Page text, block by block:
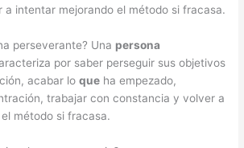
intentar mejorando el método si fracasa.
perseverante? Una persona
por saber perseguir sus objetivos
acabar loque ha empezado,
trabajar con constancia y volver a
método si fracasa.